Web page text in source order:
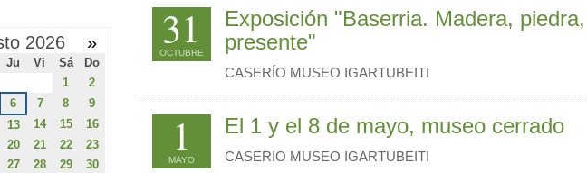
31
OCTUBRE
Exposición "Baserria. Madera,
presente"
CASERÍO MUSEO IGARTUBEITI
1
MAYO
El 1 y el 8 de mayo, museo cerrado
CASERIO MUSEO IGARTUBEITI
2026 »
Ju Vi Sá
Do
1
2
6 7 8
9
13 14 15
16
20 21 22
23
27 28 29
30